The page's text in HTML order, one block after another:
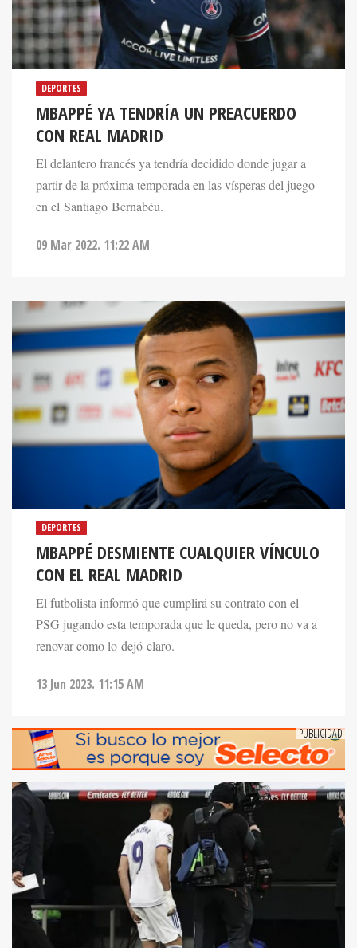
DEPORTES
MBAPPÉ YA TENDRÍA UN PREACUERDO
CON REAL MADRID
El delantero francés ya tendría decidido donde jugar a
partir de la próxima temporada en las vísperas del juego
en el Santiago Bernabéu.
09 Mar 2022. 11:22 AM
DEPORTES
MBAPPÉ DESMIENTE CUALQUIER VÍNCULO
CON EL REAL MADRID
El futbolista informó que cumplirá su contrato con el
PSG jugando esta temporada que le queda, pero no va a
renovar como lo dejó claro.
13 Jun 2023. 11:15 AM